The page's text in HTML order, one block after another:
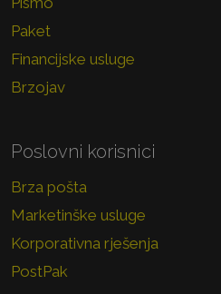
Paket
Financijske usluge
Brzojav
Poslovni korisnici
Brza pošta
Marketinške usluge
Korporativna rješenja
PostPak